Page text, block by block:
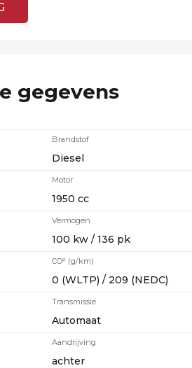
gegevens
Brandstof
Diesel
Motor
1950 cc
Vermogen
100 kw / 136 pk
CO² (g/km)
0 (WLTP) / 209 (NEDC)
Transmissie
Automaat
Aandrijving
achter